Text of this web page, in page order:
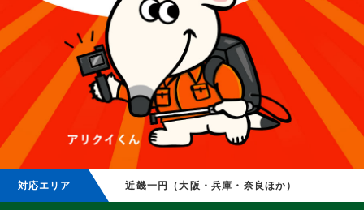
対応エリア 近畿一円（大阪・兵庫・奈良ほか）